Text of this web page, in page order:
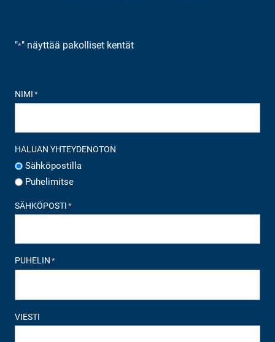
"*" näyttää pakolliset kentät
NIMI *
HALUAN YHTEYDENOTON
Sähköpostilla
Puhelimitse
SÄHKÖPOSTI *
PUHELIN *
VIESTI